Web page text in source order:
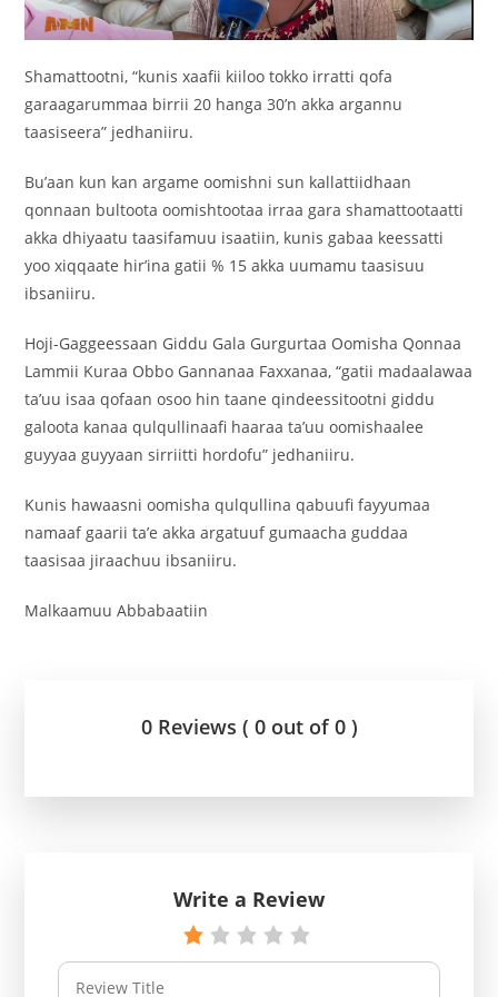
Shamattootni, “kunis xaafii kiiloo tokko irratti qofa
garaagarummaa birrii 20 hanga 30’n akka argannu
taasiseera” jedhaniiru.
Bu’aan kun kan argame oomishni sun kallattiidhaan
qonnaan bultoota oomishtootaa irraa gara shamattootaatti
akka dhiyaatu taasifamuu isaatiin, kunis gabaa keessatti
yoo xiqqaate hir’ina gatii % 15 akka uumamu taasisuu
ibsaniiru.
Hoji-Gaggeessaan Giddu Gala Gurgurtaa Oomisha Qonnaa
Lammii Kuraa Obbo Gannanaa Faxxanaa, “gatii madaalawaa
ta’uu isaa qofaan osoo hin taane qindeessitootni giddu
galoota kanaa qulqullinaafi haaraa ta’uu oomishaalee
guyyaa guyyaan sirriitti hordofu” jedhaniiru.
Kunis hawaasni oomisha qulqullina qabuufi fayyumaa
namaaf gaarii ta’e akka argatuuf gumaacha guddaa
taasisaa jiraachuu ibsaniiru.
Malkaamuu Abbabaatiin
0 Reviews ( 0 out of 0 )
Write a Review